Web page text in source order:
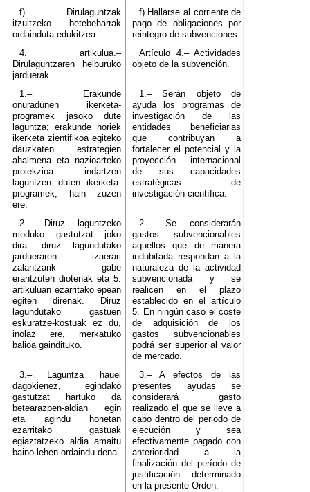
f) Dirulaguntzak
itzultzeko betebeharrak
ordainduta edukitzea.
f) Hallarse al corriente de
pago de obligaciones por
reintegro de subvenciones.
4. artikulua.–
Dirulaguntzaren helburuko
jarduerak.
Artículo 4.– Actividades
objeto de la subvención.
1.– Erakunde
onuradunen ikerketa-
programek jasoko dute
laguntza; erakunde horiek
ikerketa zientifikoa egiteko
dauzkaten estrategien
ahalmena eta nazioarteko
proiekzioa indartzen
laguntzen duten ikerketa-
programek, hain zuzen
ere.
1.– Serán objeto de
ayuda los programas de
investigación de las
entidades beneficiarias
que contribuyan a
fortalecer el potencial y la
proyección internacional
de sus capacidades
estratégicas de
investigación científica.
2.– Diruz laguntzeko
moduko gastutzat joko
dira: diruz lagundutako
jardueraren izaerari
zalantzarik gabe
erantzuten diotenak eta 5.
artikuluan ezarritako epean
egiten direnak. Diruz
lagundutako gastuen
eskuratze-kostuak ez du,
inolaz ere, merkatuko
balioa gaindituko.
2.– Se considerarán
gastos subvencionables
aquellos que de manera
indubitada respondan a la
naturaleza de la actividad
subvencionada y se
realicen en el plazo
establecido en el artículo
5. En ningún caso el coste
de adquisición de los
gastos subvencionables
podrá ser superior al valor
de mercado.
3.– Laguntza hauei
dagokienez, egindako
gastutzat hartuko da
betearazpen-aldian egin
eta agindu honetan
ezarritako gastuak
egiaztatzeko aldia amaitu
baino lehen ordaindu dena.
3.– A efectos de las
presentes ayudas se
considerará gasto
realizado el que se lleve a
cabo dentro del periodo de
ejecución y sea
efectivamente pagado con
anterioridad a la
finalización del período de
justificación determinado
en la presente Orden.